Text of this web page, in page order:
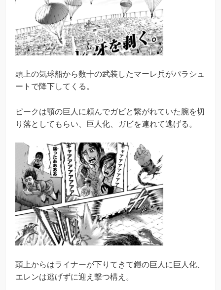
頭上の気球船から数十の武装したマーレ兵がパラシュ
ートで降下してくる。
ピークは顎の巨人に頼んでガビと繋がれていた腕を切
り落としてもらい、巨人化、ガビを連れて逃げる。
頭上からはライナーが下りてきて鎧の巨人に巨人化、
エレンは逃げずに迎え撃つ構え。